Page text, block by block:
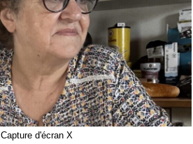
Capture d'écran X